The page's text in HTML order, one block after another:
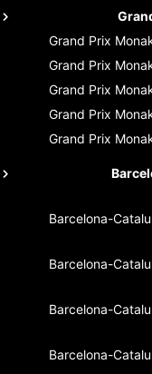
Grand Prix
Grand Prix
Grand Prix
Grand Prix
Grand Prix
Barcelona-
Barcelona-
Barcelona-
Barcelona-